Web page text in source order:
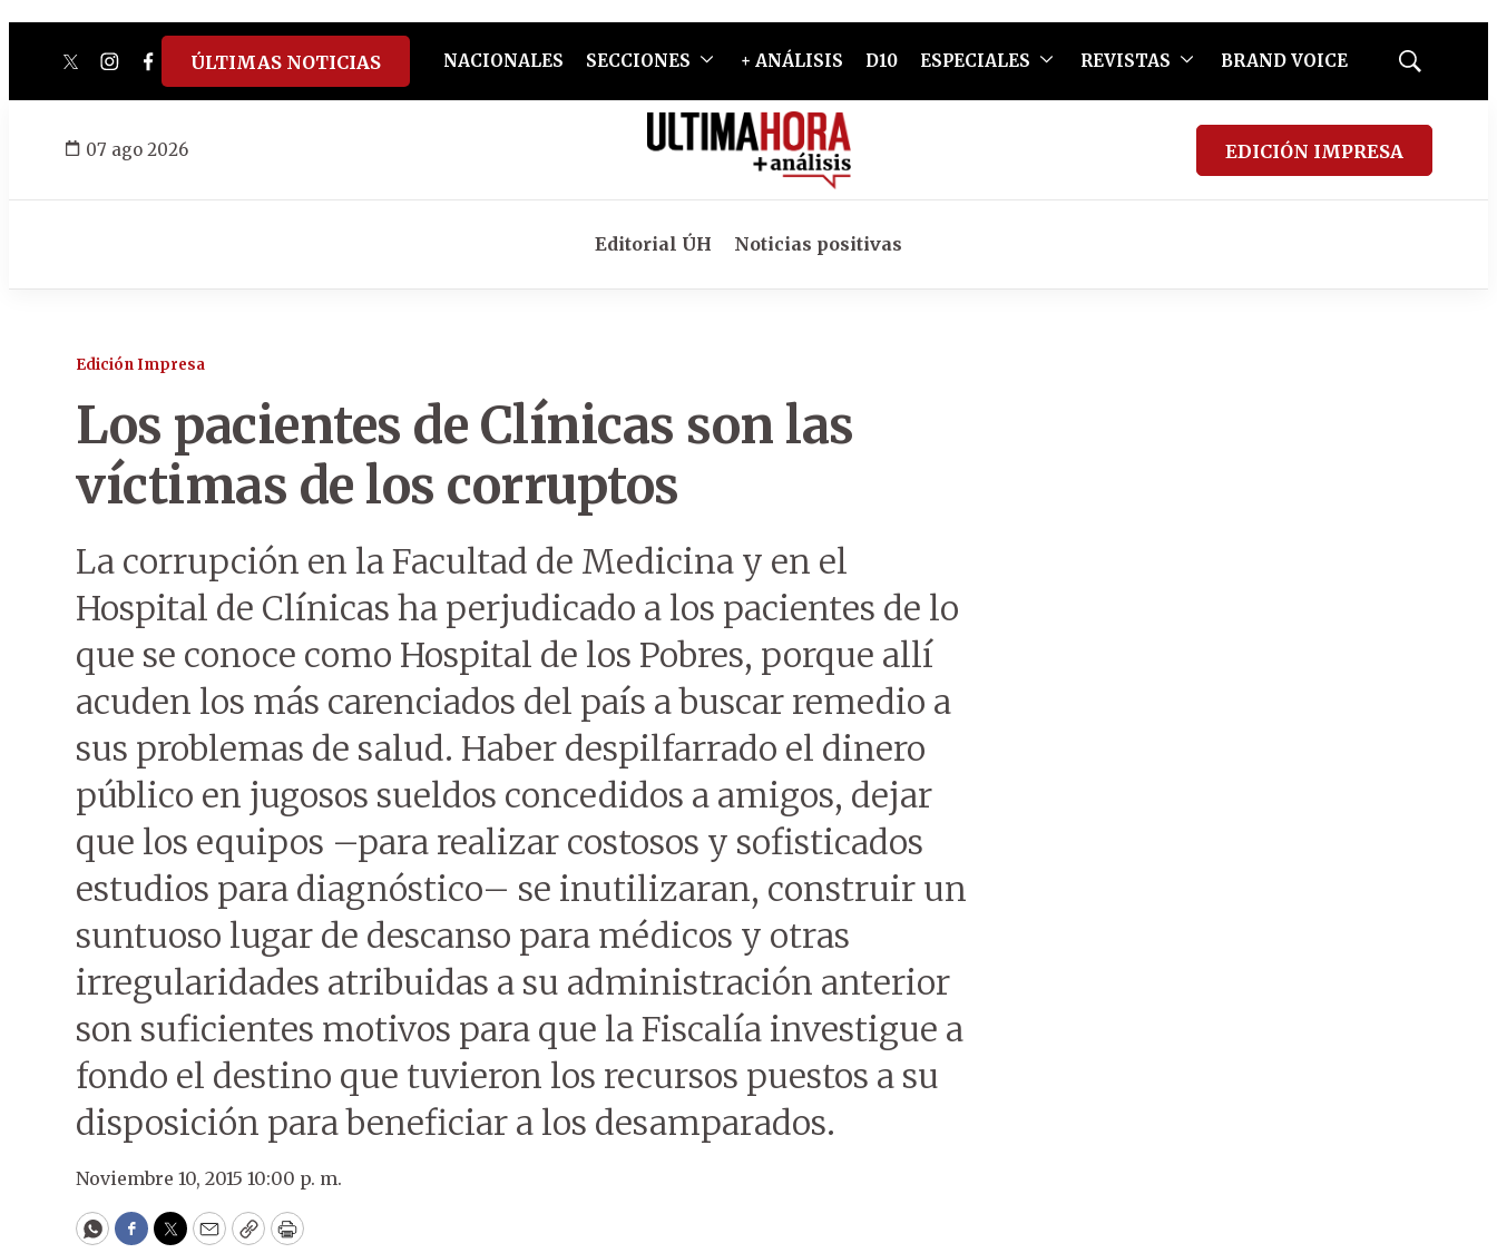
twitterinstagram
facebook
tiktokyoutube
spotify
ÚLTIMAS NOTICIAS NACIONALES SECCIONES + ANÁLISIS D10 ESPECIALES REVISTAS BRAND VOICE
Mostrar
07 ago 2026 EDICIÓN IMPRESA
Editorial ÚH Noticias positivas
Edición Impresa
Los pacientes de Clínicas son las
víctimas de los corruptos
La corrupción en la Facultad de Medicina y en el
Hospital de Clínicas ha perjudicado a los pacientes de lo
que se conoce como Hospital de los Pobres, porque allí
acuden los más carenciados del país a buscar remedio a
sus problemas de salud. Haber despilfarrado el dinero
público en jugosos sueldos concedidos a amigos, dejar
que los equipos –para realizar costosos y sofisticados
estudios para diagnóstico– se inutilizaran, construir un
suntuoso lugar de descanso para médicos y otras
irregularidades atribuidas a su administración anterior
son suficientes motivos para que la Fiscalía investigue a
fondo el destino que tuvieron los recursos puestos a su
disposición para beneficiar a los desamparados.
Noviembre 10, 2015 10:00 p. m.
WhatsApp
Facebook
Twitter
EmailCopyPrint